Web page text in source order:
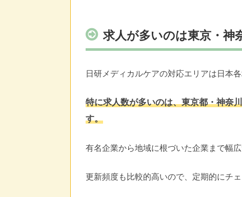
求人が多いのは東京・神
日研メディカルケアの対応エリアは日本
特に求人数が多いのは、東京都・神奈
す。
有名企業から地域に根づいた企業まで幅
更新頻度も比較的高いので、定期的にチ